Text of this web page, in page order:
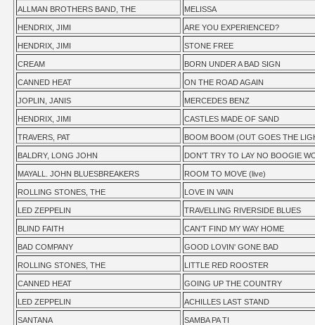
ALLMAN BROTHERS BAND, THE MELISSA
HENDRIX, JIMI ARE YOU EXPERIENCED?
HENDRIX, JIMI STONE FREE
CREAM BORN UNDER A BAD SIGN
CANNED HEAT ON THE ROAD AGAIN
JOPLIN, JANIS MERCEDES BENZ
HENDRIX, JIMI CASTLES MADE OF SAND
TRAVERS, PAT BOOM BOOM (OUT GOES THE
BALDRY, LONG JOHN DON'T TRY TO LAY NO BOOGIE
MAYALL. JOHN BLUESBREAKERS ROOM TO MOVE (live)
ROLLING STONES, THE LOVE IN VAIN
LED ZEPPELIN TRAVELLING RIVERSIDE BLUES
BLIND FAITH CAN'T FIND MY WAY HOME
BAD COMPANY GOOD LOVIN' GONE BAD
ROLLING STONES, THE LITTLE RED ROOSTER
CANNED HEAT GOING UP THE COUNTRY
LED ZEPPELIN ACHILLES LAST STAND
SANTANA SAMBA PA TI